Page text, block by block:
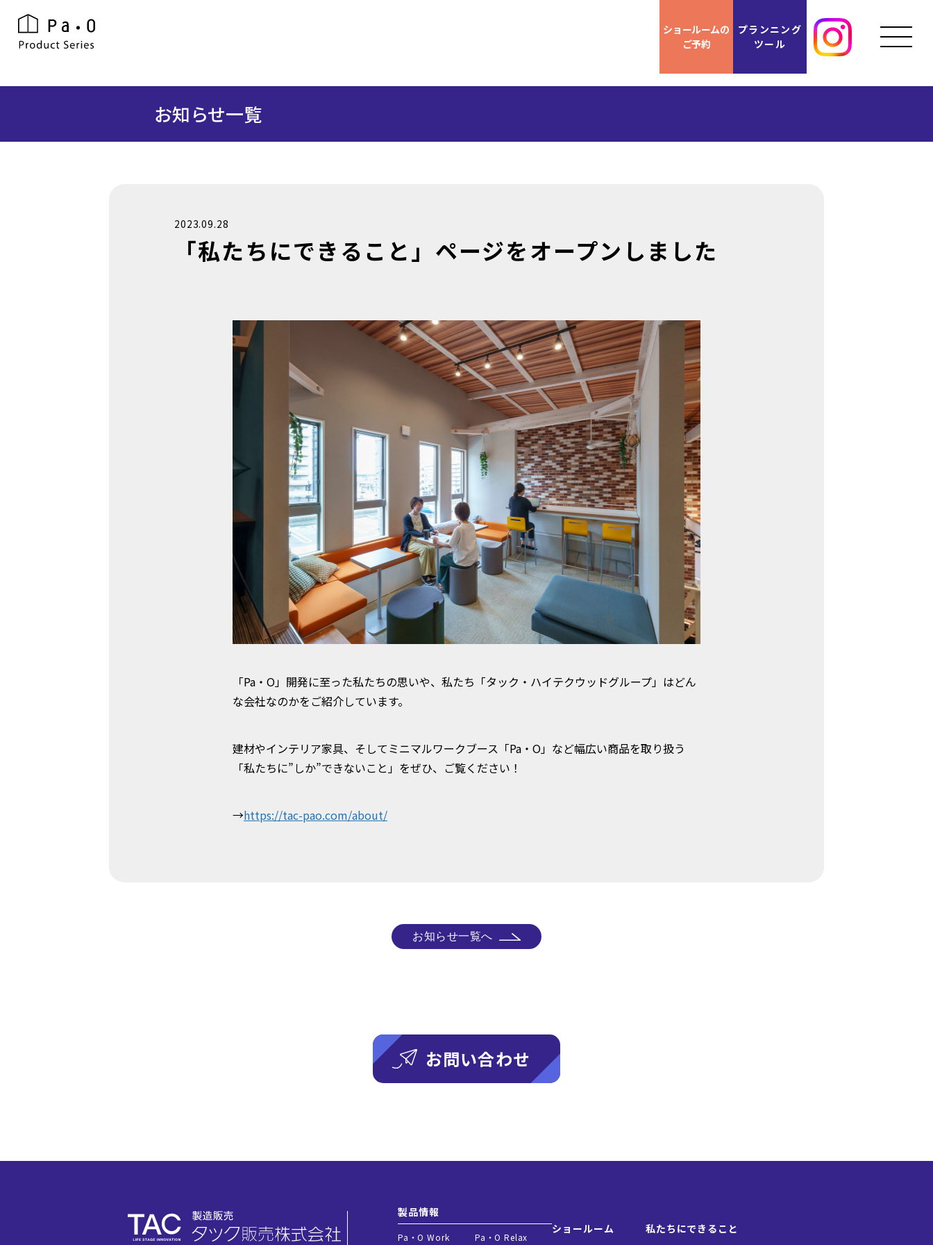
ショールームの
ご予約
プランニング
ツール
お知らせ一覧
2023.09.28
「私たちにできること」ページをオープンしました
「Pa・O」開発に至った私たちの思いや、私たち「タック・ハイテクウッドグループ」はどん
な会社なのかをご紹介しています。
建材やインテリア家具、そしてミニマルワークブース「Pa・O」など幅広い商品を取り扱う
「私たちに”しか”できないこと」をぜひ、ご覧ください！
→https://tac-pao.com/about/
お知らせ一覧へ
お問い合わせ
製品情報
Pa・O Work Pa・O Relax
ショールーム
私たちにできること